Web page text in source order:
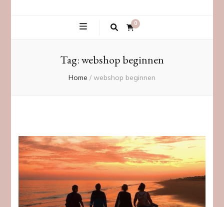
0
Tag:webshop beginnen
Home / webshop beginnen